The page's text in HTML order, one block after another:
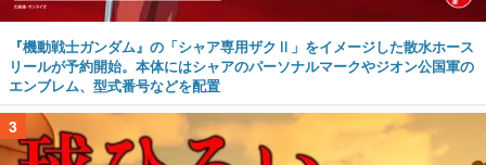
『機動戦士ガンダム』の「シャア専用ザクⅡ」をイメージした散水ホース
リールが予約開始。本体にはシャアのパーソナルマークやジオン公国軍の
エンブレム、型式番号などを配置
3